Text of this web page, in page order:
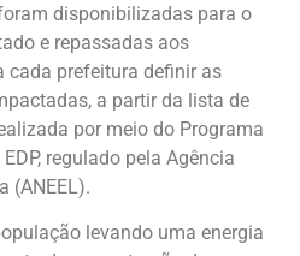
disponibilizadas para o
e repassadas aos
cada prefeitura definir as
a partir da lista de
por meio do Programa
regulado pela Agência
(ANEEL).
levando uma energia